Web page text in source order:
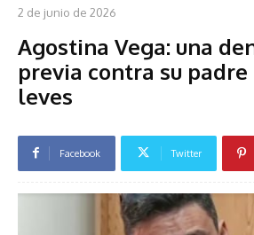
2 de junio de 2026
Agostina Vega: una
previa contra su
leves
Facebook Twitter